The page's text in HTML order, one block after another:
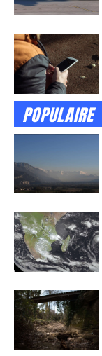
POPULAIRE